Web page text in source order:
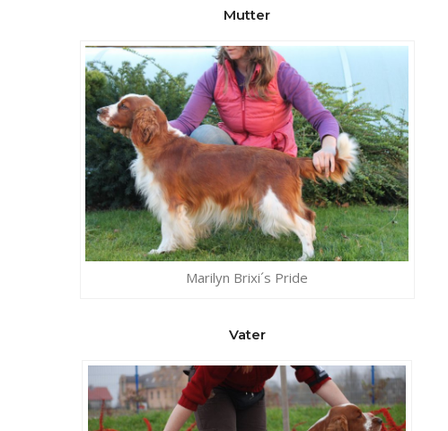
Mutter
Marilyn Brixi´s Pride
Vater